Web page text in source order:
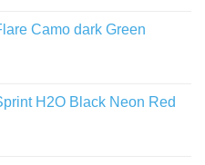
Camo dark Green
H2O Black Neon Red